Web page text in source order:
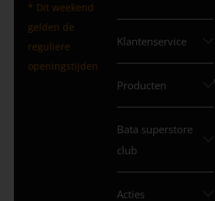
* Dit weekend
gelden de
reguliere
openingstijden
Klantenservice
Producten
Bata superstore
club
Acties